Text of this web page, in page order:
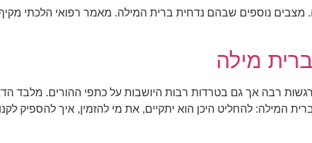
מצבים נוספים שבהם נדחית ברית המילה. מאמר רפואי הלכתי
ברית מילה
רבה אך גם בטרדות רבות היושבות על כתפי ההורים. מלבד
המילה: להחליט היכן הוא יתקיים, את מי להזמין, איך להספיק